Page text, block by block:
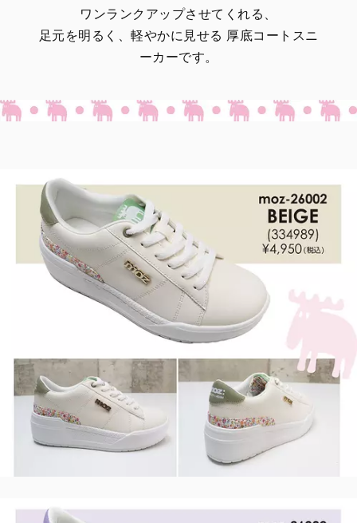
ワンランクアップさせてくれる、
足元を明るく、軽やかに見せる 厚底コートスニ
ーカーです。